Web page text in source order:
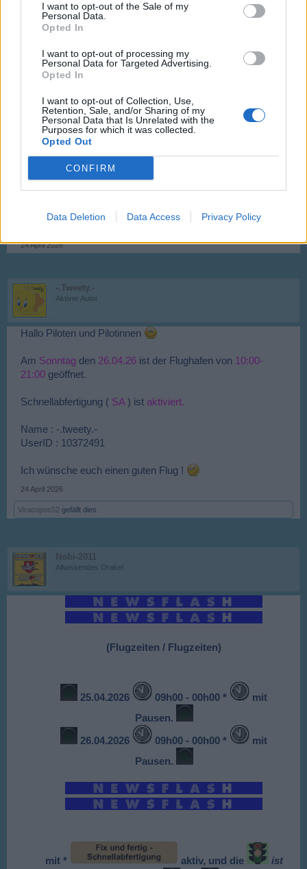
I want to opt-out of the Sale of my
Personal Data.
Opted In
I want to opt-out of processing my
Personal Data for Targeted Advertising.
Opted In
I want to opt-out of Collection, Use,
Retention, Sale, and/or Sharing of my
Personal Data that Is Unrelated with the
Purposes for which it was collected.
Opted Out
CONFIRM
Data Deletion Data Access Privacy Policy
movera
Hallo zusammen!
Meine nächsten Onlinezeiten:
24.04.2026 -> 08:00 - 22:00 Uhr
25.04.2026 -> 08:00 - 22:00 Uhr
SA ist immer aktiv
movera
24 April 2026
-.Tweety.-
Aktiver Autor
Hallo Piloten und Pilotinnen
Am Sonntag den 26.04.26 ist der Flughafen von 10:00-
21:00 geöffnet.
Schnellabfertigung ( SA) ist aktiviert.
Name : -.tweety.-
UserID : 10372491
Ich wünsche euch einen guten Flug !
24 April 2026
Viracopos52 gefällt dies.
Nobi-2011
Allwissendes Orakel
(Flugzeiten / Flugzeiten)
25.04.2026 09h00 - 00h00 *
mit
Pausen.
26.04.2026 09h00 - 00h00 *
mit
Pausen.
mit * aktiv, und die ist